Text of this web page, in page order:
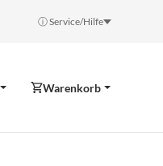
ⓘ Service/Hilfe
Warenkorb